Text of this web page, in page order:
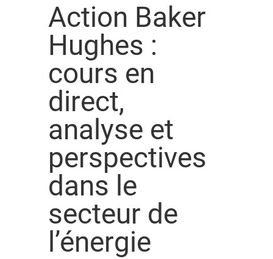
Action Baker
Hughes :
cours en
direct,
analyse et
perspectives
dans le
secteur de
l’énergie